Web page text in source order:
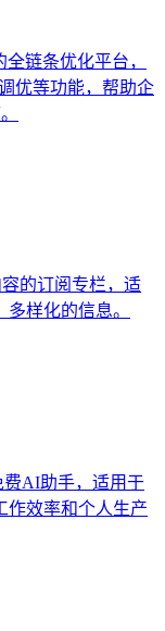
链条优化平台，
优等功能，帮助企
的订阅专栏，适
样化的信息。
费AI助手，适用于
作效率和个人生产